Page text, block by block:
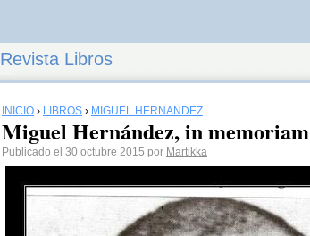
Revista Libros
INICIO › LIBROS › MIGUEL HERNÁNDEZ
Miguel Hernández, in memoriam
Publicado el 30 octubre 2015 por Martikka